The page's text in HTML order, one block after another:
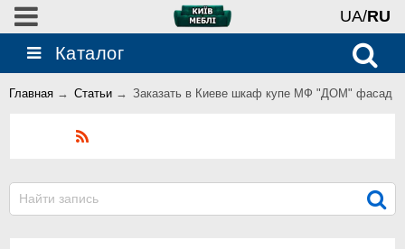
UA/RU
Каталог
Главная → Статьи → Заказать в Киеве шкаф купе МФ "ДОМ" фасад